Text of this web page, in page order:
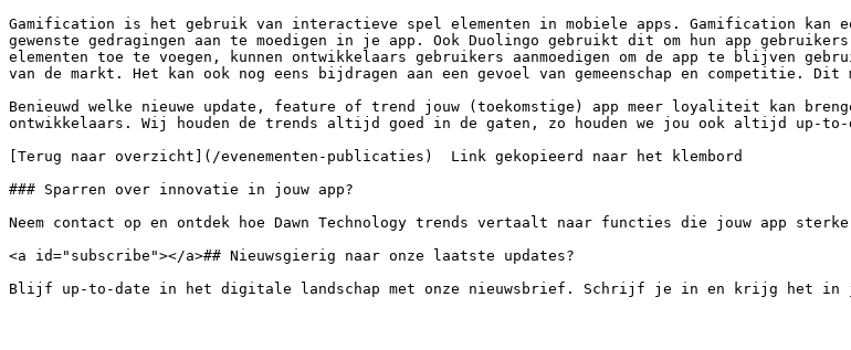
Gamification is het gebruik van interactieve spel elementen in mobiele apps. Gamification kan
gewenste gedragingen aan te moedigen in je app. Ook Duolingo gebruikt dit om hun app
elementen toe te voegen, kunnen ontwikkelaars gebruikers aanmoedigen om de app te blijven
van de markt. Het kan ook nog eens bijdragen aan een gevoel van gemeenschap en competitie.
Benieuwd welke nieuwe update, feature of trend jouw (toekomstige) app meer loyaliteit kan
ontwikkelaars. Wij houden de trends altijd goed in de gaten, zo houden we jou ook altijd up-to-
[Terug naar overzicht](/evenementen-publicaties)  Link gekopieerd naar het klembord
### Sparren over innovatie in jouw app?
Neem contact op en ontdek hoe Dawn Technology trends vertaalt naar functies die jouw app
<a id="subscribe"></a>## Nieuwsgierig naar onze laatste updates?
Blijf up-to-date in het digitale landschap met onze nieuwsbrief. Schrijf je in en krijg het in